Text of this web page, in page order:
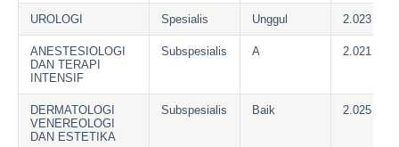
UROLOGI Spesialis Unggul 2.023
ANESTESIOLOGI
DAN TERAPI
INTENSIF
Subspesialis A 2.021
DERMATOLOGI
VENEREOLOGI
DAN ESTETIKA
Subspesialis Baik 2.025